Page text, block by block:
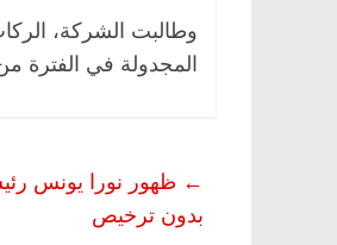
المجدولة في الفترة من 1 يوليو إلى 15 سبتمبر
← ظهور نورا يونس
بدون ترخيص